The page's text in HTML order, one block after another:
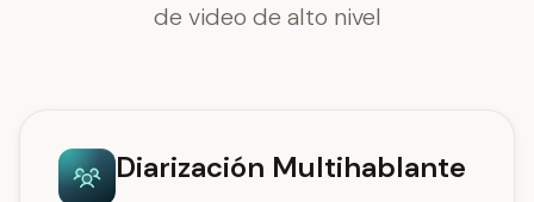
de video de alto nivel
Diarización Multihablante